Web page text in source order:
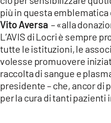
più in questa emblematica
Vito Aversa – «alla
L’AVIS di Locri è sempre
tutte le istituzioni, le
volesse promuovere
raccolta di sangue e
presidente – che, ancor di
per la cura di tanti pazienti